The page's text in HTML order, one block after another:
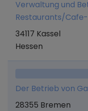
Verwaltung von
Verwaltung und
Restaurants/
34117 Kassel
Hessen
Der Betrieb von
28355 Bremen